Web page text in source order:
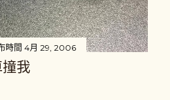
時間 4月 29, 2006
我